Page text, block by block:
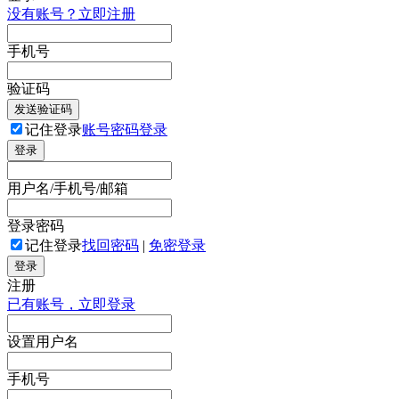
没有账号？立即注册
手机号
验证码
发送验证码
记住登录账号密码登录
登录
用户名/手机号/邮箱
登录密码
记住登录找回密码 | 免密登录
登录
注册
已有账号，立即登录
设置用户名
手机号